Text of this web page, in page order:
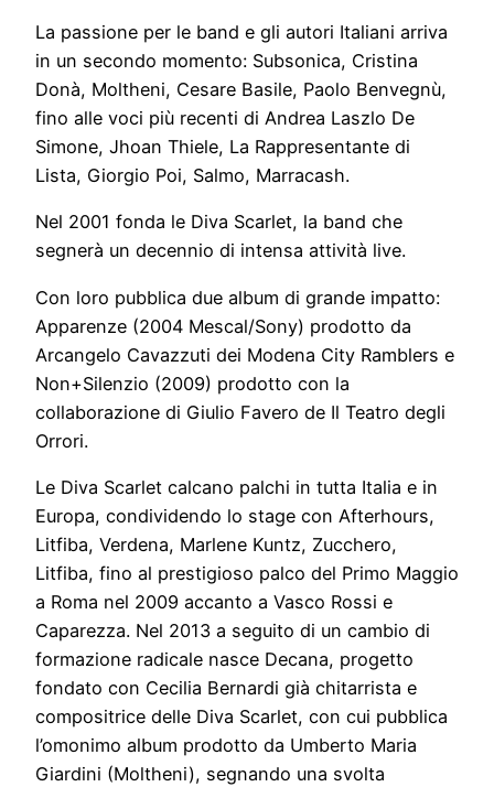
La passione per le band e gli autori Italiani arriva
in un secondo momento: Subsonica, Cristina
Donà, Moltheni, Cesare Basile, Paolo Benvegnù,
fino alle voci più recenti di Andrea Laszlo De
Simone, Jhoan Thiele, La Rappresentante di
Lista, Giorgio Poi, Salmo, Marracash.
Nel 2001 fonda le Diva Scarlet, la band che
segnerà un decennio di intensa attività live.
Con loro pubblica due album di grande impatto:
Apparenze (2004 Mescal/Sony) prodotto da
Arcangelo Cavazzuti dei Modena City Ramblers e
Non+Silenzio (2009) prodotto con la
collaborazione di Giulio Favero de Il Teatro degli
Orrori.
Le Diva Scarlet calcano palchi in tutta Italia e in
Europa, condividendo lo stage con Afterhours,
Litfiba, Verdena, Marlene Kuntz, Zucchero,
Litfiba, fino al prestigioso palco del Primo Maggio
a Roma nel 2009 accanto a Vasco Rossi e
Caparezza. Nel 2013 a seguito di un cambio di
formazione radicale nasce Decana, progetto
fondato con Cecilia Bernardi già chitarrista e
compositrice delle Diva Scarlet, con cui pubblica
l’omonimo album prodotto da Umberto Maria
Giardini (Moltheni), segnando una svolta